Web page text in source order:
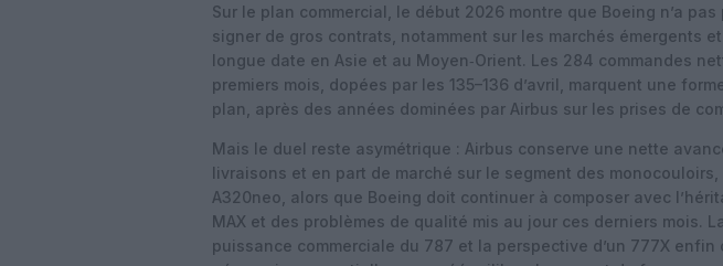
Sur le plan commercial, le début 2026 montre que Boeing n’a
signer de gros contrats, notamment sur les marchés émergents
longue date en Asie et au Moyen‑Orient. Les 284 commandes
premiers mois, dopées par les 135–136 d’avril, marquent une
plan, après des années dominées par Airbus sur les prises de
Mais le duel reste asymétrique : Airbus conserve une nette
livraisons et en part de marché sur le segment des
A320neo, alors que Boeing doit continuer à composer avec
MAX et des problèmes de qualité mis au jour ces derniers mois.
puissance commerciale du 787 et la perspective d’un 777X